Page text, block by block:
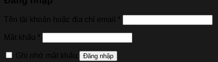
Tên tài khoản hoặc địa chỉ email *
Mật khẩu *
Ghi nhớ mật khẩu Đăng nhập